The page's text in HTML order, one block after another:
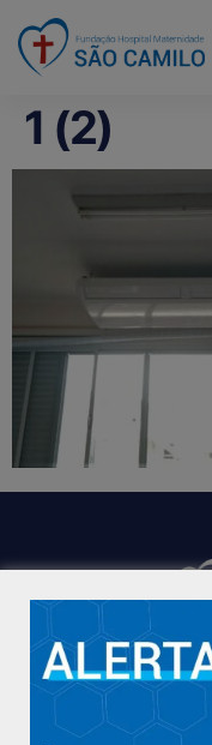
1 (2)
Hospital São Camilo –
com qualidade,